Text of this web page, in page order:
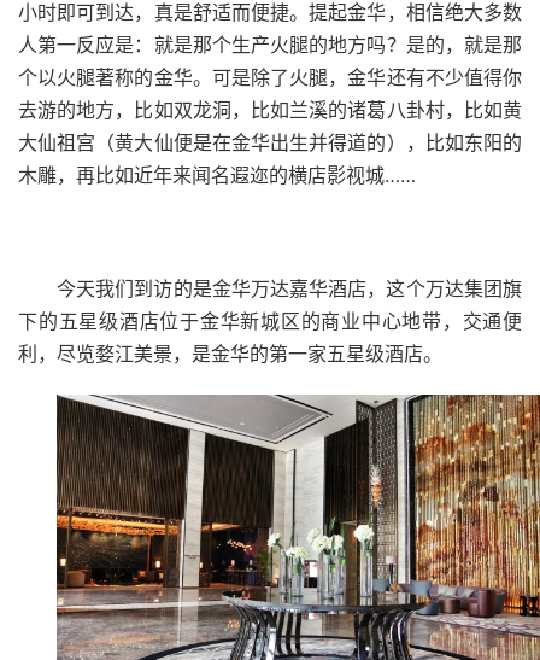
小时即可到达，真是舒适而便捷。提起金华，相信绝大多数
人第一反应是：就是那个生产火腿的地方吗？是的，就是那
个以火腿著称的金华。可是除了火腿，金华还有不少值得你
去游的地方，比如双龙洞，比如兰溪的诸葛八卦村，比如黄
大仙祖宫（黄大仙便是在金华出生并得道的），比如东阳的
木雕，再比如近年来闻名遐迩的横店影视城……
今天我们到访的是金华万达嘉华酒店，这个万达集团旗
下的五星级酒店位于金华新城区的商业中心地带，交通便
利，尽览婺江美景，是金华的第一家五星级酒店。